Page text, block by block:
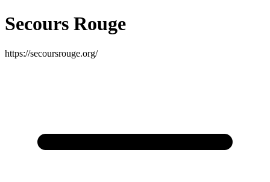
Secours Rouge
https://secoursrouge.org/